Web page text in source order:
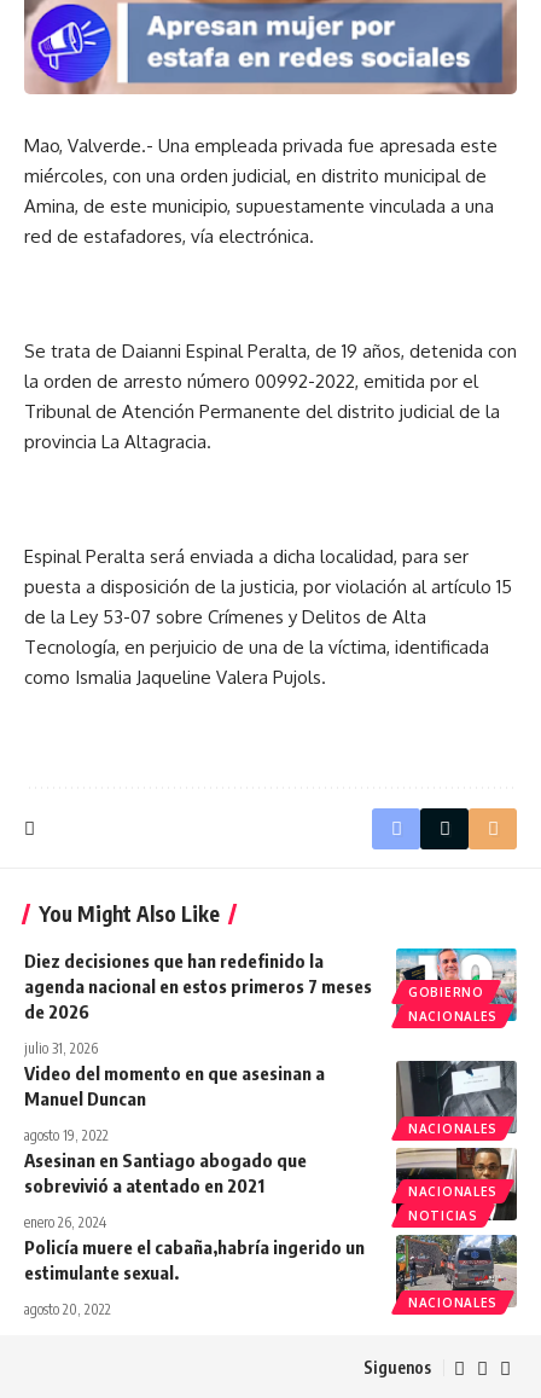
Mao, Valverde.- Una empleada privada fue apresada este
miércoles, con una orden judicial, en distrito municipal de
Amina, de este municipio, supuestamente vinculada a una
red de estafadores, vía electrónica.
Se trata de Daianni Espinal Peralta, de 19 años, detenida con
la orden de arresto número 00992-2022, emitida por el
Tribunal de Atención Permanente del distrito judicial de la
provincia La Altagracia.
Espinal Peralta será enviada a dicha localidad, para ser
puesta a disposición de la justicia, por violación al artículo 15
de la Ley 53-07 sobre Crímenes y Delitos de Alta
Tecnología, en perjuicio de una de la víctima, identificada
como Ismalia Jaqueline Valera Pujols.
You Might Also Like
GOBIERNO
NACIONALES
Diez decisiones que han redefinido la
agenda nacional en estos primeros 7 meses
de 2026
julio 31, 2026
NACIONALES
Video del momento en que asesinan a
Manuel Duncan
agosto 19, 2022
NACIONALES
NOTICIAS
Asesinan en Santiago abogado que
sobrevivió a atentado en 2021
enero 26, 2024
NACIONALES
Policía muere el cabaña,habría ingerido un
estimulante sexual.
agosto 20, 2022
Siguenos